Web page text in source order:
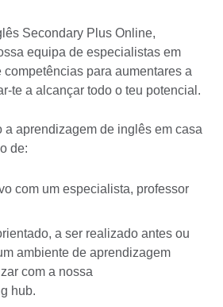
Secondary Plus Online,
equipa de especialistas em
competências para aumentares a
te a alcançar todo o teu potencial.
a aprendizagem de inglês em casa
de:
com um especialista, professor
a ser realizado antes ou
ambiente de aprendizagem
com a nossa
hub.